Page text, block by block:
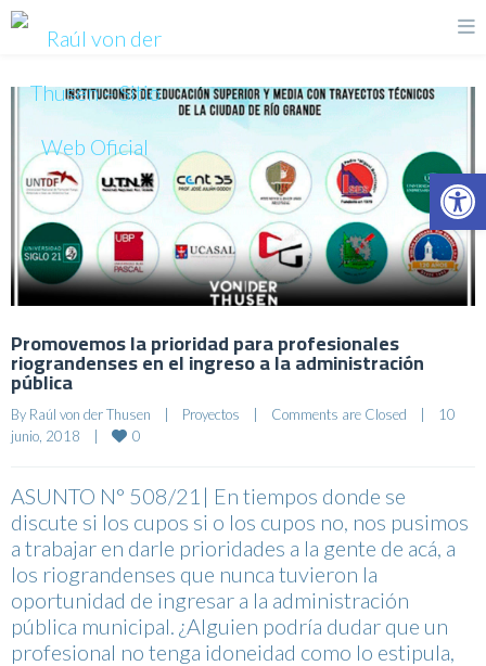
Promovemos la prioridad para profesionales
riograndenses en el ingreso a la administración
pública
By Raúl von der Thusen | Proyectos | Comments are Closed |
10
junio, 2018
| 0
ASUNTO N° 508/21| En tiempos donde se
discute si los cupos si o los cupos no, nos pusimos
a trabajar en darle prioridades a la gente de acá, a
los riograndenses que nunca tuvieron la
oportunidad de ingresar a la administración
pública municipal. ¿Alguien podría dudar que un
profesional no tenga idoneidad como lo estipula,